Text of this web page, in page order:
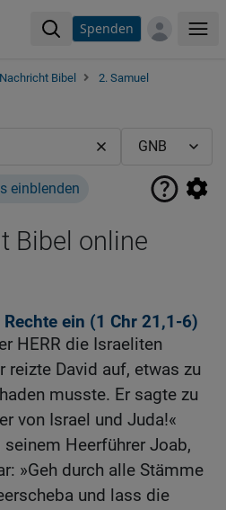
Spenden
Bibel
2. Samuel
einblenden
Bibel online
ein (1 Chr 21,1-6)
HERR die Israeliten
reizte David auf, etwas zu
musste. Er sagte zu
von Israel und Juda!«
Heerführer Joab,
»Geh durch alle Stämme
und lass die